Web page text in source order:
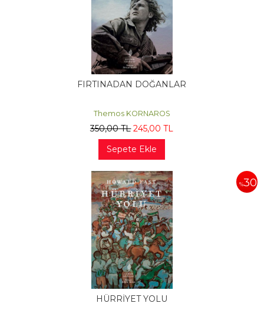
FIRTINADAN DOĞANLAR
Themos KORNAROS
350,00TL 245,00 TL
Sepete Ekle
%30
HÜRRİYET YOLU